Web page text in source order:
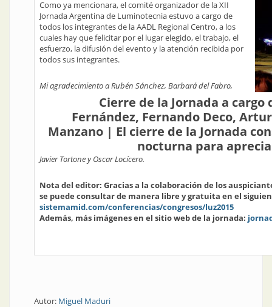
Cierre de la Jornada a cargo
Fernández, Fernando Deco,
Manzano | El cierre de la Jornada
nocturna para
Como ya mencionara, el comité organizador de la XII
Jornada Argentina de Luminotecnia estuvo a cargo de
todos los integrantes de la AADL Regional Centro, a los
cuales hay que felicitar por el lugar elegido, el trabajo, el
esfuerzo, la difusión del evento y la atención recibida por
todos sus integrantes.
Mi agradecimiento a Rubén Sánchez, Barbará del Fabro,
Javier Tortone y Oscar Locícero.
Nota del editor: Gracias a la colaboración de los
se puede consultar de manera libre y gratuita en el
sistemamid.com/conferencias/congresos/luz2015
Además, más imágenes en el sitio web de la jornada:
Autor: Miguel Maduri